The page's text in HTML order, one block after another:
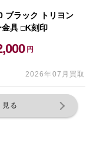
ブラック トリヨン
具 □K刻印
円
2026年07月買取
る